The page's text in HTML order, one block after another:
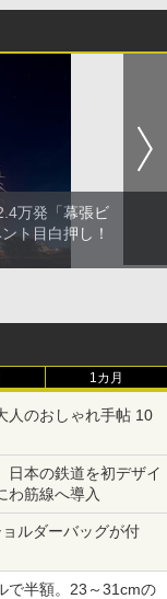
万発「幕張ビ
ト目白押し！
1カ月
人のおしゃれ手帖 10
日本の鉄道を初デザイ
わ筋線へ導入
ルダーバッグが付
で半額。23～31cmの